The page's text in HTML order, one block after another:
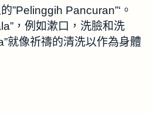
”Pelinggih Pancuran”‘。
，例如漱口，洗臉和洗
就像祈禱的清洗以作為身體